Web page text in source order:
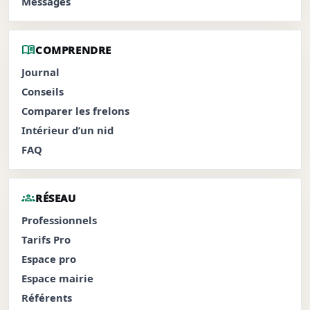
menu_bookCOMPRENDRE
Journal
Conseils
Comparer les frelons
Intérieur d’un nid
FAQ
groupsRÉSEAU
Professionnels
Tarifs Pro
Espace pro
Espace mairie
Référents